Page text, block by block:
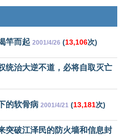
竿而起 2001/4/26 (13,106次)
统治大逆不道，必将自取灭亡
的软骨病 2001/4/21 (13,181次)
突破江泽民的防火墙和信息封